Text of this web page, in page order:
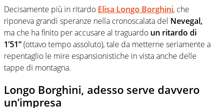
Decisamente più in ritardo Elisa Longo Borghini, che
riponeva grandi speranze nella cronoscalata del Nevegal,
ma che ha finito per accusare al traguardo un ritardo di
1’51”(ottavo tempo assoluto), tale da metterne seriamente a
repentaglio le mire espansionistiche in vista anche delle
tappe di montagna.
Longo Borghini, adesso serve davvero
un’impresa